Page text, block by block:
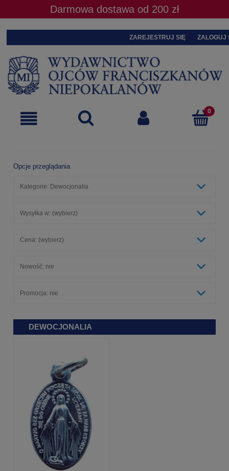
Darmowa dostawa od 200 zł
ZAREJESTRUJ SIĘ ZALOGUJ
Opcje przeglądania
Kategorie: Dewocjonalia
Wysyłka w: (wybierz)
Cena: (wybierz)
Nowość: nie
Promocja: nie
DEWOCJONALIA